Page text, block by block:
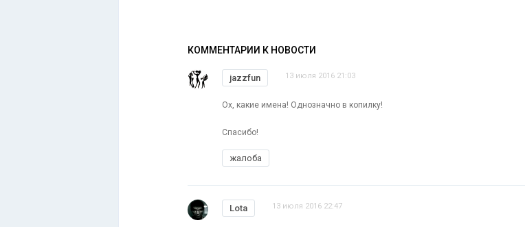
КОММЕНТАРИИ К НОВОСТИ
jazzfun 13 июля 2016 21:03
Ох, какие имена! Однозначно в копилку!
Спасибо!
жалоба
Lota 13 июля 2016 22:47